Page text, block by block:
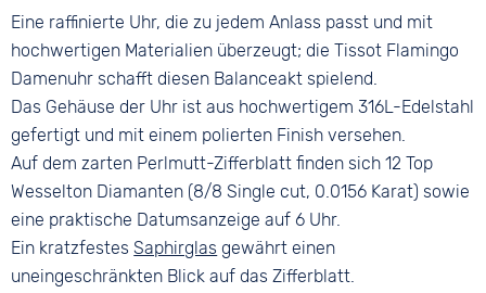
Farbe
Silber
Ziffern
Keine
Material
Bandschließe
Faltschließe
Eine raffinierte Uhr, die zu jedem Anlass passt und mit
hochwertigen Materialien überzeugt; die Tissot Flamingo
Damenuhr schafft diesen Balanceakt spielend.
Das Gehäuse der Uhr ist aus hochwertigem 316L-Edelstahl
gefertigt und mit einem polierten Finish versehen.
Auf dem zarten Perlmutt-Zifferblatt finden sich 12 Top
Wesselton Diamanten (8/8 Single cut, 0.0156 Karat) sowie
eine praktische Datumsanzeige auf 6 Uhr.
Ein kratzfestesSaphirglas gewährt einen
uneingeschränkten Blick auf das Zifferblatt.